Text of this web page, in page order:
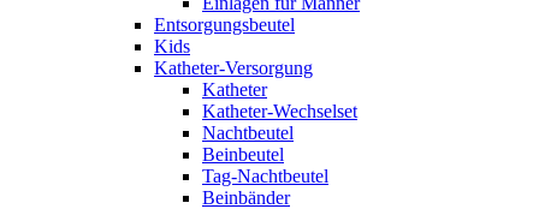
Entsorgungsbeutel
Kids
Katheter-Versorgung
Katheter
Katheter-Wechselset
Nachtbeutel
Beinbeutel
Tag-Nachtbeutel
Beinbänder